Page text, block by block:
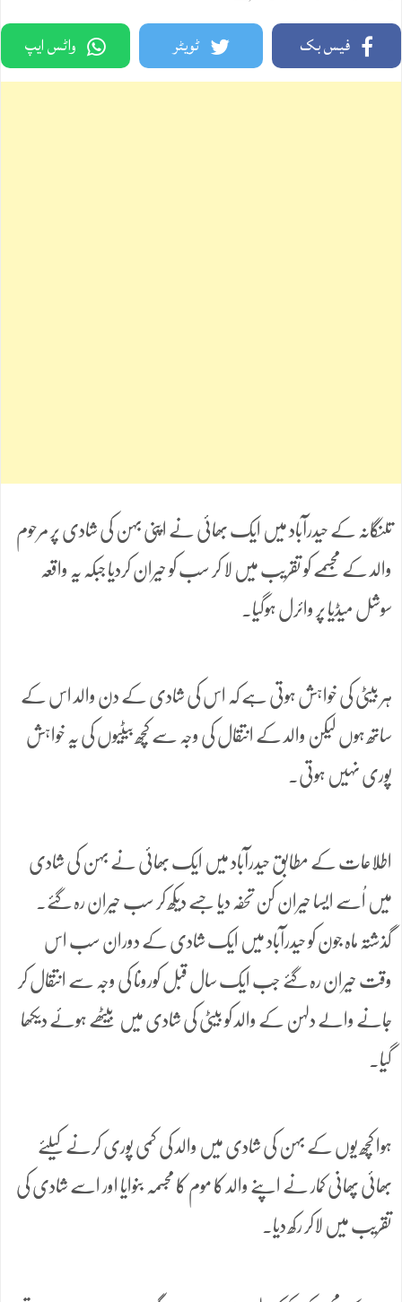
فیس بک ٹویٹر واٹس ایپ
تلنگانہ کے حیدرآباد میں ایک بھائی نے اپنی بہن کی شادی پر مرحوم
والد کے مجسمے کو تقریب میں لا کر سب کو حیران کردیا جبکہ یہ واقعہ
سوشل میڈیا پر وائرل ہوگیا۔
ہر بیٹی کی خواہش ہوتی ہے کہ اس کی شادی کے دن والد اس کے
ساتھ ہوں لیکن والد کے انتقال کی وجہ سے کچھ بیٹیوں کی یہ خواہش
پوری نہیں ہوتی۔
اطلاعات کے مطابق حیدرآباد میں ایک بھائی نے بہن کی شادی
میں اُسے ایسا حیران کن تحفہ دیا جسے دیکھ کر سب حیران رہ گئے۔
گذشتہ ماہ جون کو حیدرآباد میں ایک شادی کے دوران سب اس
وقت حیران رہ گئے جب ایک سال قبل کورونا کی وجہ سے انتقال کر
جانے والے دلہن کے والد کو بیٹی کی شادی میں بیٹھے ہوئے دیکھا
گیا۔
ہوا کچھ یوں کے بہن کی شادی میں والد کی کمی پوری کرنے کیلئے
بھائی پھانی کمار نے اپنے والد کا موم کا مجسمہ بنوایا اور اسے شادی کی
تقریب میں لاکر رکھ دیا۔